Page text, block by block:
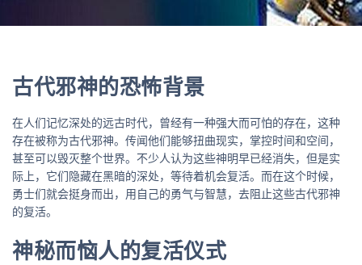
古代邪神的恐怖背景
在人们记忆深处的远古时代，曾经有一种强大而可怕的存在，这种
存在被称为古代邪神。传闻他们能够扭曲现实，掌控时间和空间，
甚至可以毁灭整个世界。不少人认为这些神明早已经消失，但是实
际上，它们隐藏在黑暗的深处，等待着机会复活。而在这个时候，
勇士们就会挺身而出，用自己的勇气与智慧，去阻止这些古代邪神
的复活。
神秘而恼人的复活仪式